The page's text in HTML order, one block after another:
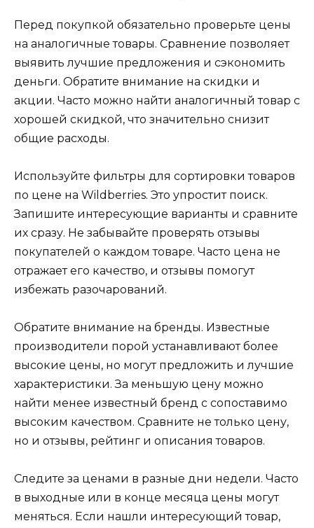
Перед покупкой обязательно проверьте цены
на аналогичные товары. Сравнение позволяет
выявить лучшие предложения и сэкономить
деньги. Обратите внимание на скидки и
акции. Часто можно найти аналогичный товар с
хорошей скидкой, что значительно снизит
общие расходы.
Используйте фильтры для сортировки товаров
по цене на Wildberries. Это упростит поиск.
Запишите интересующие варианты и сравните
их сразу. Не забывайте проверять отзывы
покупателей о каждом товаре. Часто цена не
отражает его качество, и отзывы помогут
избежать разочарований.
Обратите внимание на бренды. Известные
производители порой устанавливают более
высокие цены, но могут предложить и лучшие
характеристики. За меньшую цену можно
найти менее известный бренд с сопоставимо
высоким качеством. Сравните не только цену,
но и отзывы, рейтинг и описания товаров.
Следите за ценами в разные дни недели. Часто
в выходные или в конце месяца цены могут
меняться. Если нашли интересующий товар,